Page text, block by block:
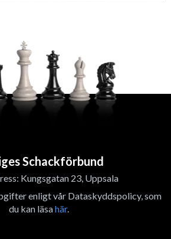
Schackförbund
Kungsgatan 23, Uppsala
enligt vår Dataskyddspolicy, som
du kan läsahär.